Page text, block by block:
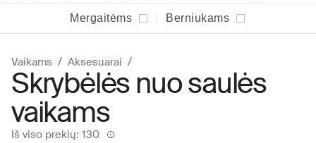
Mergaitėms Berniukams
Vaikams Aksesuarai
Skrybėlės nuo saulės
vaikams
Iš viso prekių: 130